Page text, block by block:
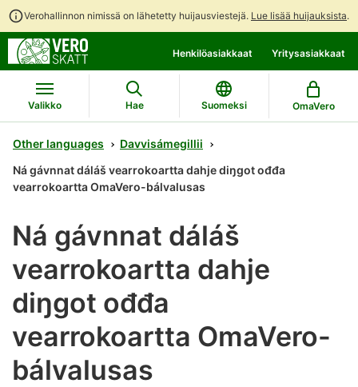
Verohallinnon nimissä on lähetetty huijausviestejä. Lue lisää huijauksista.
suoraan
sisältöön
koko
sivuston
hakuun
Henkilöasiakkaat Yritysasiakkaat
Valikko Hae Suomeksi OmaVero
Other languages
Davvisámegillii
Ná gávnnat dáláš vearrokoartta dahje diŋgot ođđa
vearrokoartta OmaVero-bálvalusas
Ná gávnnat dáláš
vearrokoartta dahje
diŋgot ođđa
vearrokoartta OmaVero-
bálvalusas